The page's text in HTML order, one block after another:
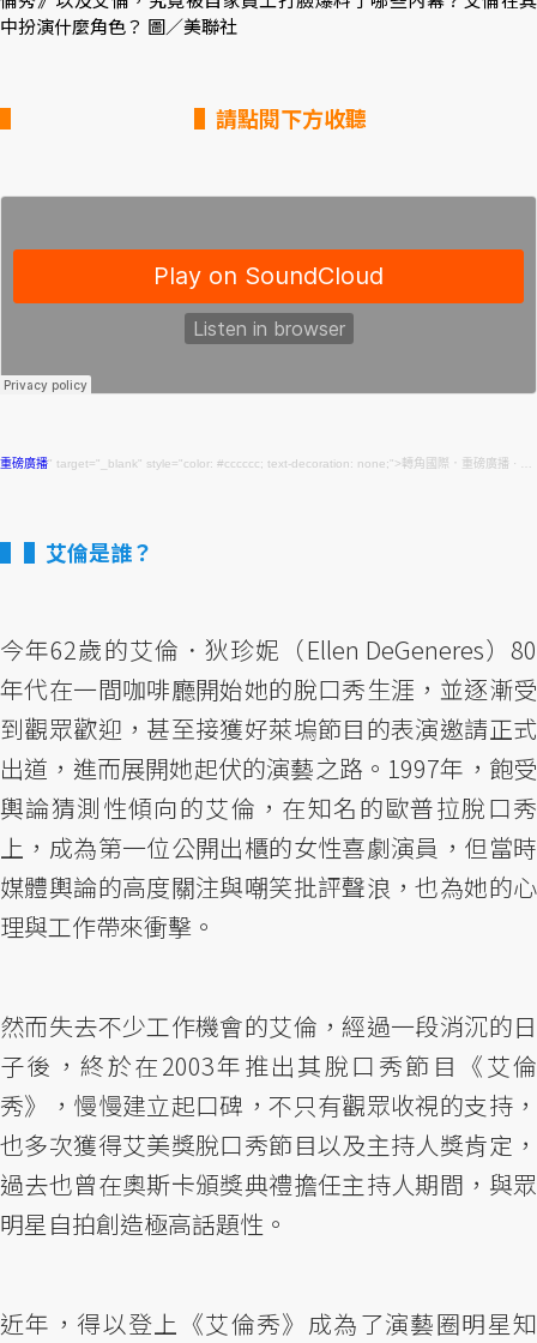
中扮演什麼角色？ 圖／美聯社
▌請點閱下方收聽
重磅廣播" target="_blank" style="color: #cccccc; text-decoration: none;">轉角國際．重磅廣播 ·
▌艾倫是誰？
今年62歲的艾倫．狄珍妮（Ellen DeGeneres）80
年代在一間咖啡廳開始她的脫口秀生涯，並逐漸受
到觀眾歡迎，甚至接獲好萊塢節目的表演邀請正式
出道，進而展開她起伏的演藝之路。1997年，飽受
輿論猜測性傾向的艾倫，在知名的歐普拉脫口秀
上，成為第一位公開出櫃的女性喜劇演員，但當時
媒體輿論的高度關注與嘲笑批評聲浪，也為她的心
理與工作帶來衝擊。
然而失去不少工作機會的艾倫，經過一段消沉的日
子後，終於在2003年推出其脫口秀節目《艾倫
秀》，慢慢建立起口碑，不只有觀眾收視的支持，
也多次獲得艾美獎脫口秀節目以及主持人獎肯定，
過去也曾在奧斯卡頒獎典禮擔任主持人期間，與眾
明星自拍創造極高話題性。
近年，得以登上《艾倫秀》成為了演藝圈明星知